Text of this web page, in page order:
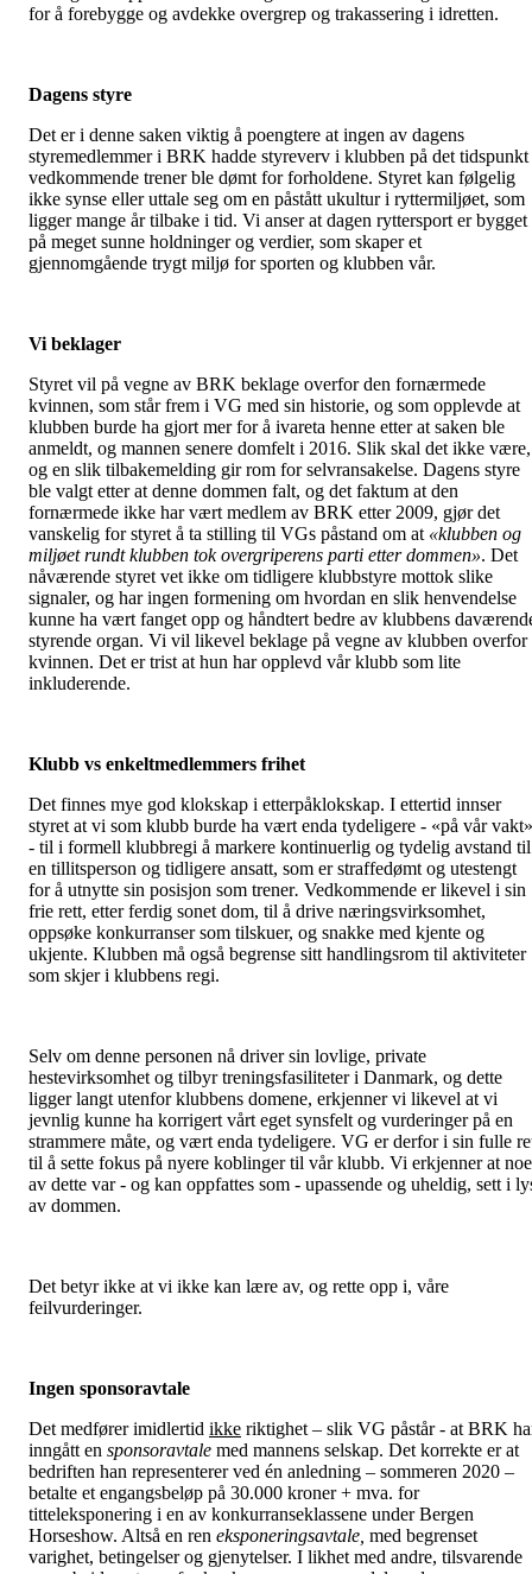
for å forebygge og avdekke overgrep og trakassering i idretten.
Dagens styre
Det er i denne saken viktig å poengtere at ingen av dagens
styremedlemmer i BRK hadde styreverv i klubben på det tidspunkt
vedkommende trener ble dømt for forholdene. Styret kan følgelig
ikke synse eller uttale seg om en påstått ukultur i ryttermiljøet, som
ligger mange år tilbake i tid. Vi anser at dagen ryttersport er bygget
på meget sunne holdninger og verdier, som skaper et
gjennomgående trygt miljø for sporten og klubben vår.
Vi beklager
Styret vil på vegne av BRK beklage overfor den fornærmede
kvinnen, som står frem i VG med sin historie, og som opplevde at
klubben burde ha gjort mer for å ivareta henne etter at saken ble
anmeldt, og mannen senere domfelt i 2016. Slik skal det ikke være,
og en slik tilbakemelding gir rom for selvransakelse. Dagens styre
ble valgt etter at denne dommen falt, og det faktum at den
fornærmede ikke har vært medlem av BRK etter 2009, gjør det
vanskelig for styret å ta stilling til VGs påstand om at «klubben og
miljøet rundt klubben tok overgriperens parti etter dommen». Det
nåværende styret vet ikke om tidligere klubbstyre mottok slike
signaler, og har ingen formening om hvordan en slik henvendelse
kunne ha vært fanget opp og håndtert bedre av klubbens
styrende organ. Vi vil likevel beklage på vegne av klubben overfor
kvinnen. Det er trist at hun har opplevd vår klubb som lite
inkluderende.
Klubb vs enkeltmedlemmers frihet
Det finnes mye god klokskap i etterpåklokskap. I ettertid innser
styret at vi som klubb burde ha vært enda tydeligere - «på vår vakt»
- til i formell klubbregi å markere kontinuerlig og tydelig avstand til
en tillitsperson og tidligere ansatt, som er straffedømt og utestengt
for å utnytte sin posisjon som trener. Vedkommende er likevel i sin
frie rett, etter ferdig sonet dom, til å drive næringsvirksomhet,
oppsøke konkurranser som tilskuer, og snakke med kjente og
ukjente. Klubben må også begrense sitt handlingsrom til aktiviteter
som skjer i klubbens regi.
Selv om denne personen nå driver sin lovlige, private
hestevirksomhet og tilbyr treningsfasiliteter i Danmark, og dette
ligger langt utenfor klubbens domene, erkjenner vi likevel at vi
jevnlig kunne ha korrigert vårt eget synsfelt og vurderinger på en
strammere måte, og vært enda tydeligere. VG er derfor i sin fulle
til å sette fokus på nyere koblinger til vår klubb. Vi erkjenner at noe
av dette var - og kan oppfattes som - upassende og uheldig, sett i
av dommen.
Det betyr ikke at vi ikke kan lære av, og rette opp i, våre
feilvurderinger.
Ingen sponsoravtale
Det medfører imidlertid ikke riktighet – slik VG påstår - at BRK
inngått en sponsoravtale med mannens selskap. Det korrekte er at
bedriften han representerer ved én anledning – sommeren 2020 –
betalte et engangsbeløp på 30.000 kroner + mva. for
titteleksponering i en av konkurranseklassene under Bergen
Horseshow. Altså en ren eksponeringsavtale, med begrenset
varighet, betingelser og gjenytelser. I likhet med andre, tilsvarende